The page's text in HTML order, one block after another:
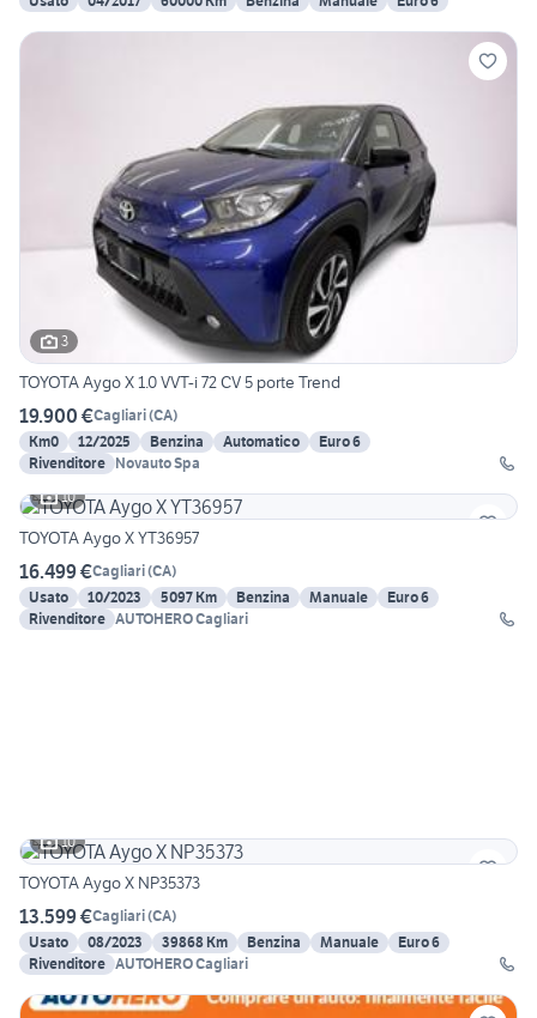
3
TOYOTA Aygo X 1.0 VVT-i 72 CV 5 porte Trend
19.900 €Cagliari(CA)
Km0
12/2025 Benzina Automatico
Euro 6
Rivenditore Novauto Spa
10
TOYOTA Aygo X YT36957
16.499 €Cagliari(CA)
Usato
10/2023 5097 Km Benzina Manuale
Euro 6
Rivenditore AUTOHERO Cagliari
10
TOYOTA Aygo X NP35373
13.599 €Cagliari(CA)
Usato
08/2023 39868 Km Benzina Manuale
Euro 6
Rivenditore AUTOHERO Cagliari